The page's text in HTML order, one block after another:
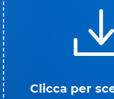
Clicca per